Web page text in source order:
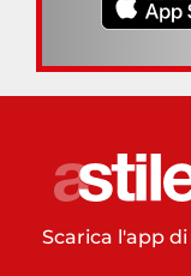
Scarica l'app di